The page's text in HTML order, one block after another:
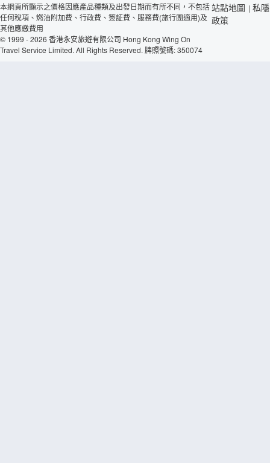
本網頁所顯示之價格因應產品種類及出發日期而有所不同，不包括
任何稅項、燃油附加費、行政費、簽証費、服務費(旅行團適用)及
其他應繳費用
© 1999 - 2026 香港永安旅遊有限公司 Hong Kong Wing On
Travel Service Limited. All Rights Reserved. 牌照號碼: 350074
站點地圖 | 私隱
政策